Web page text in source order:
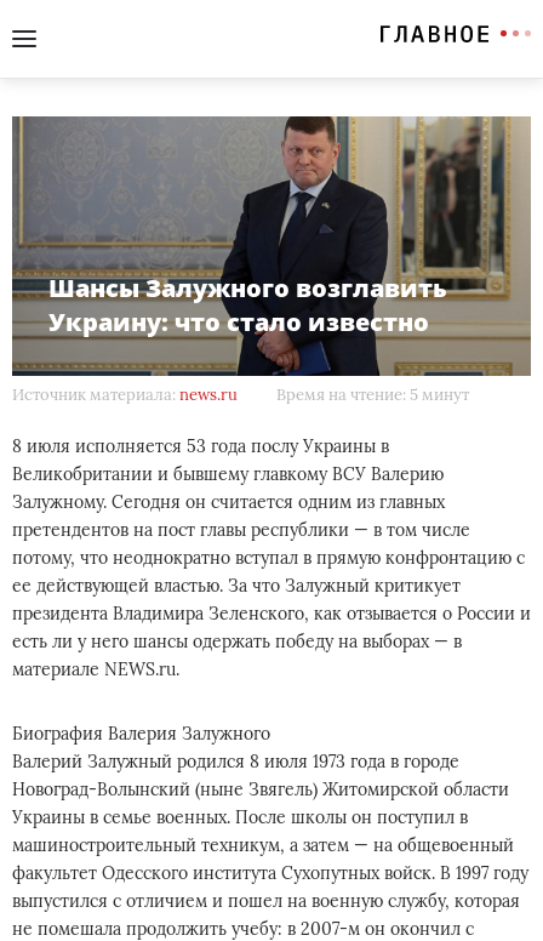
Шансы Залужного возглавить
Украину: что стало известно
Источник материала: news.ru Время на чтение: 5 минут
8 июля исполняется 53 года послу Украины в
Великобритании и бывшему главкому ВСУ Валерию
Залужному. Сегодня он считается одним из главных
претендентов на пост главы республики — в том числе
потому, что неоднократно вступал в прямую конфронтацию с
ее действующей властью. За что Залужный критикует
президента Владимира Зеленского, как отзывается о России и
есть ли у него шансы одержать победу на выборах — в
материале NEWS.ru.
Биография Валерия Залужного
Валерий Залужный родился 8 июля 1973 года в городе
Новоград-Волынский (ныне Звягель) Житомирской области
Украины в семье военных. После школы он поступил в
машиностроительный техникум, а затем — на общевоенный
факультет Одесского института Сухопутных войск. В 1997 году
выпустился с отличием и пошел на военную службу, которая
не помешала продолжить учебу: в 2007-м он окончил с